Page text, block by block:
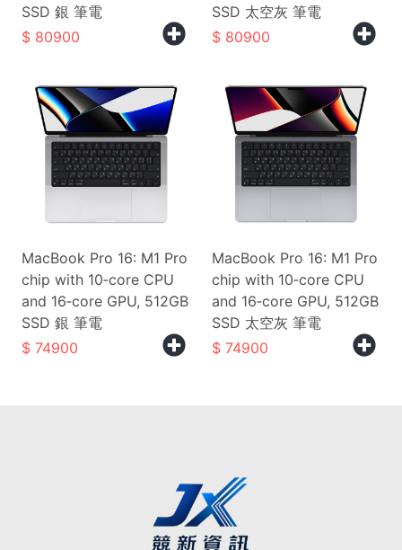
SSD 銀 筆電
80900
SSD 太空灰 筆電
80900
MacBook Pro 16: M1 Pro
chip with 10‑core CPU
and 16‑core GPU, 512GB
SSD 銀 筆電
74900
MacBook Pro 16: M1 Pro
chip with 10‑core CPU
and 16‑core GPU, 512GB
SSD 太空灰 筆電
74900